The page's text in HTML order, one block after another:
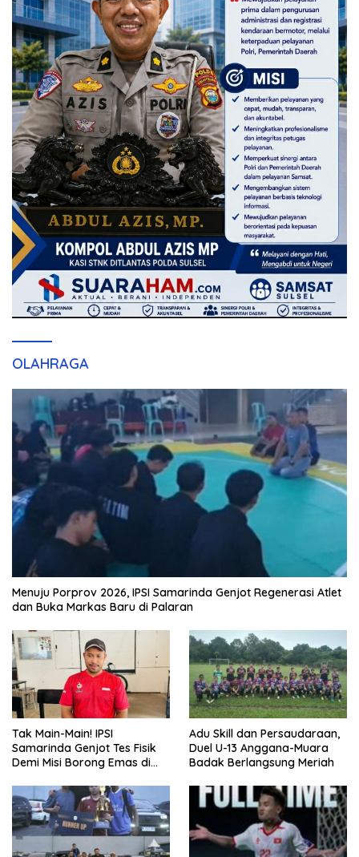
OLAHRAGA
Menuju Porprov 2026, IPSI Samarinda Genjot Regenerasi Atlet
dan Buka Markas Baru di Palaran
Tak Main-Main! IPSI
Samarinda Genjot Tes Fisik
Demi Misi Borong Emas di
Adu Skill dan Persaudaraan,
Duel U-13 Anggana-Muara
Badak Berlangsung Meriah